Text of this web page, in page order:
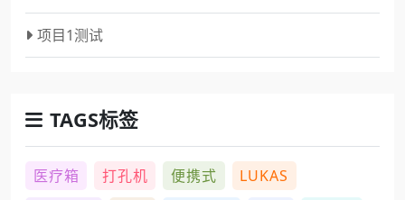
项目1测试
TAGS标签
医疗箱 打孔机 便携式
LUKAS